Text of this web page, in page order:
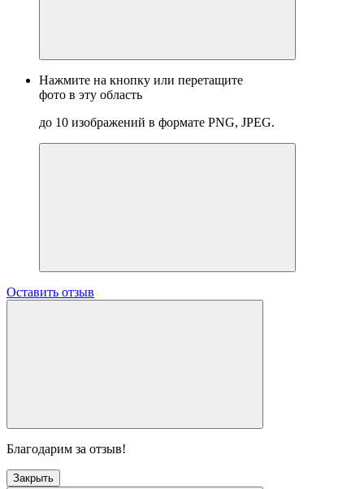
Нажмите на кнопку или перетащите
фото в эту область
до 10 изображений в формате PNG, JPEG.
Оставить отзыв
Благодарим за отзыв!
Закрыть